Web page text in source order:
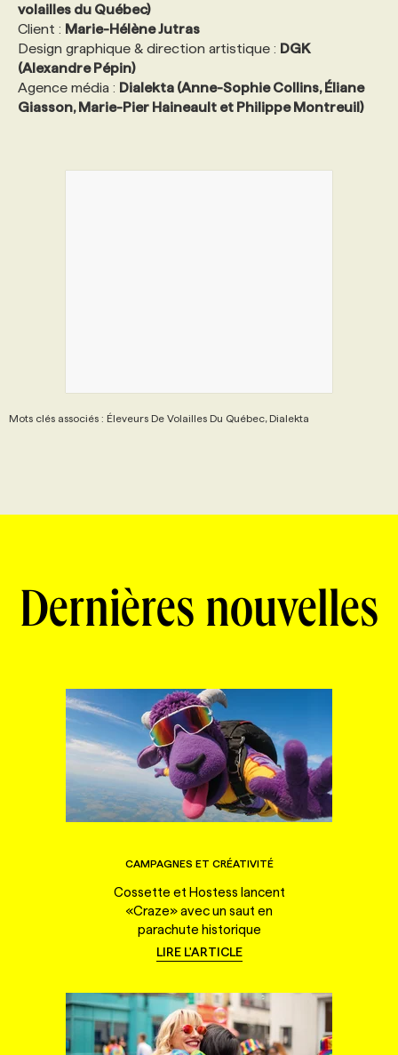
volailles du Québec)
Client : Marie-Hélène Jutras
Design graphique & direction artistique : DGK
(Alexandre Pépin)
Agence média : Dialekta (Anne-Sophie Collins, Éliane
Giasson, Marie-Pier Haineault et Philippe Montreuil)
Mots clés associés : Éleveurs De Volailles Du Québec, Dialekta
Dernières nouvelles
CAMPAGNES ET CRÉATIVITÉ
Cossette et Hostess lancent
«Craze» avec un saut en
parachute historique
LIRE L'ARTICLE